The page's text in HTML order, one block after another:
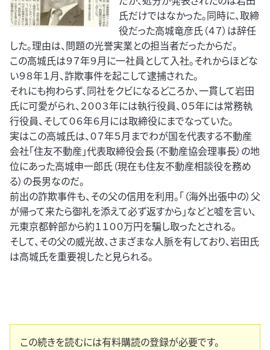
氏だけではなかった。同時に、取締
役だった高城竜彦氏（４７）は辞任
した。理由は、問題の光誉実業との担当者だったからだ。
この高城氏は９７年９月に一社員として入社。それからほどな
い９８年１月、詐欺事件を起こして逮捕された。
それにも拘わらず、同社をクビになるどころか、一貫して岩田
氏に可愛がられ、２００３年には執行役員、０５年には常務執
行役員、そして０６年６月には取締役にまでなっていた。
実はこの高城氏は、０７年５月までわが国を代表する不動産
会社「住友不動産」代表取締役会長（不動産協会理事長）の地
位にあった高城申一郎氏（現在も住友不動産相談役を務め
る）の長男なのだ。
前出の詐欺事件も、その父の信用を利用。「（海外出張中の）父
が帰って来たら御礼を添えて必ず返すから」などと嘘を言い、
元東京都幹部から約１１００万円を騙し取ったとされる。
そして、その父の威光故、さまざまな人脈を有しており、岩田氏
は高城氏を重要視したと見られる。
この続きを読むには有料購読の登録が必要です。